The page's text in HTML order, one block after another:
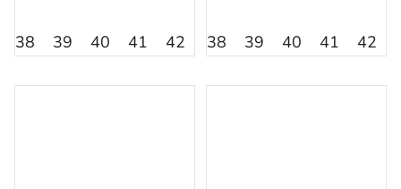
38 39 40 41 42 45 36 46 37 43
38 39 40 41 42